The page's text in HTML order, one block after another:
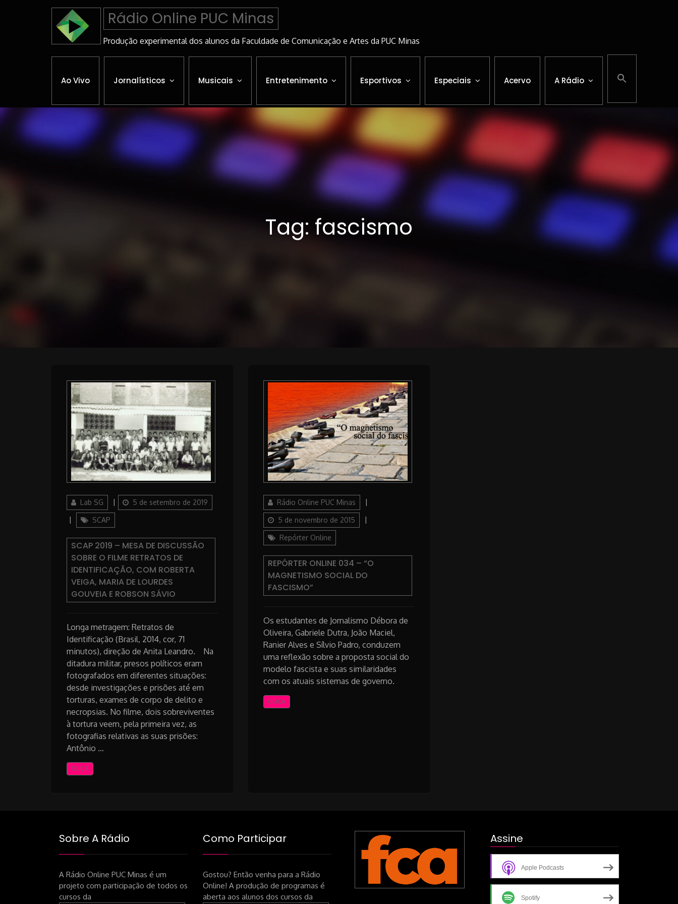
Rádio Online PUC Minas
Produção experimental dos alunos da Faculdade de Comunicação e Artes da PUC Minas
Ao Vivo Jornalísticos Musicais Entretenimento Esportivos Especiais Acervo A Rádio
Tag: fascismo
AuthorLab SG
Posted
on
5 de setembro de 2019
Categories
SCAP
SCAP 2019 – MESA DE DISCUSSÃO
SOBRE O FILME RETRATOS DE
IDENTIFICAÇÃO, COM ROBERTA
VEIGA, MARIA DE LOURDES
GOUVEIA E ROBSON SÁVIO
Longa metragem: Retratos de
Identificação (Brasil, 2014, cor, 71
minutos), direção de Anita Leandro. Na
ditadura militar, presos políticos eram
fotografados em diferentes situações:
desde investigações e prisões até em
torturas, exames de corpo de delito e
necropsias. No filme, dois sobreviventes
à tortura veem, pela primeira vez, as
fotografias relativas as suas prisões:
Antônio …
OUÇA
AuthorRádio Online PUC Minas
5 de novembro de 2015
Repórter Online
REPÓRTER ONLINE 034 – “O
MAGNETISMO SOCIAL DO
FASCISMO”
Os estudantes de Jornalismo Débora de
Oliveira, Gabriele Dutra, João Maciel,
Ranier Alves e Sílvio Padro, conduzem
uma reflexão sobre a proposta social do
modelo fascista e suas similaridades
com os atuais sistemas de governo.
OUÇA
Sobre A Rádio
A Rádio Online PUC Minas é um
projeto com participação de todos os
cursos da
Como Participar
Gostou? Então venha para a Rádio
Online! A produção de programas é
aberta aos alunos dos cursos da
Assine
Apple Podcasts
Spotify